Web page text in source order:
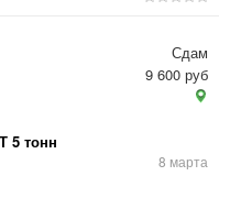
5 тонн
8 марта
Сдам
9 600 руб